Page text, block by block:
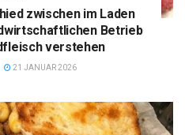
zwischen im Laden
Betrieb
verstehen
21 JANUAR 2026